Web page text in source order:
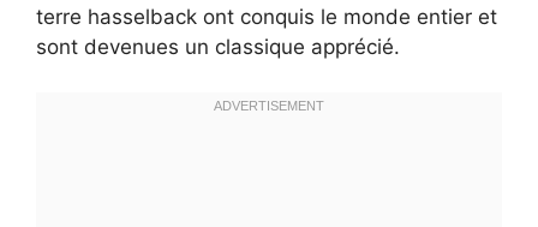
terre hasselback ont conquis le monde entier et
sont devenues un classique apprécié.